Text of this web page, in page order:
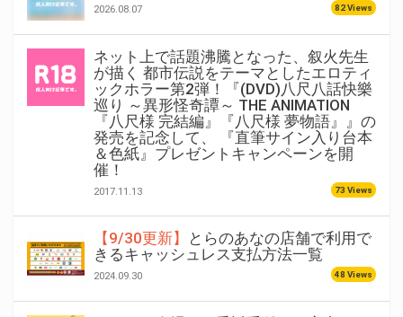
2026.08.07 82 Views
ネット上で話題沸騰となった、叙火先生
が描く 都市伝説をテーマとしたエロティ
ックホラー第2弾！『(DVD)八尺八話快樂
巡り ～異形怪奇譚～ THE ANIMATION
『八尺様 完結編』『八尺様 夢物語』』の
発売を記念して、 『直筆サイン入り台本
＆色紙』プレゼントキャンペーンを開
催！
2017.11.13 73 Views
【9/30更新】
とらのあなの店舗で利用で
きるキャッシュレス支払方法一覧
2024.09.30 48 Views